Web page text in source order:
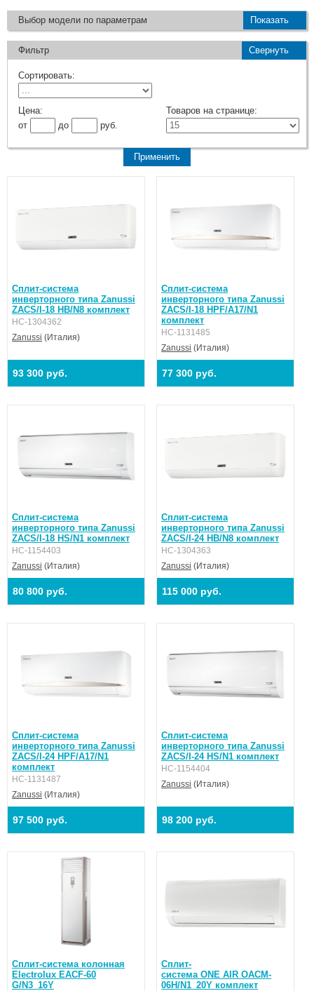
Выбор модели по параметрам Показать
Фильтр Свернуть
Сортировать:
Цена:
от
до руб.
Товаров на странице:
Сплит-система
инверторного типа Zanussi
ZACS/I-18 HB/N8 комплект
НС-1304362
Zanussi (Италия)
93 300 руб.
Сплит-система
инверторного типа Zanussi
ZACS/I-18 HPF/A17/N1
комплект
НС-1131485
Zanussi (Италия)
77 300 руб.
Сплит-система
инверторного типа Zanussi
ZACS/I-18 HS/N1 комплект
НС-1154403
Zanussi (Италия)
80 800 руб.
Сплит-система
инверторного типа Zanussi
ZACS/I-24 HB/N8 комплект
НС-1304363
Zanussi (Италия)
115 000 руб.
Сплит-система
инверторного типа Zanussi
ZACS/I-24 HPF/A17/N1
комплект
НС-1131487
Zanussi (Италия)
97 500 руб.
Сплит-система
инверторного типа Zanussi
ZACS/I-24 HS/N1 комплект
НС-1154404
Zanussi (Италия)
98 200 руб.
Сплит-система колонная
Electrolux EACF-60
G/N3_16Y
Сплит-
система ONE AIR OACM-
06H/N1_20Y комплект